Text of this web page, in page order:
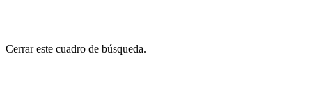
Cerrar este cuadro de búsqueda.